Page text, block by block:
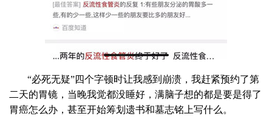
“必死无疑”四个字顿时让我感到崩溃，我赶紧预约了第
二天的胃镜，当晚我觉都没睡好，满脑子想的都是要是得了
胃癌怎么办，甚至开始筹划遗书和墓志铭上写什么。